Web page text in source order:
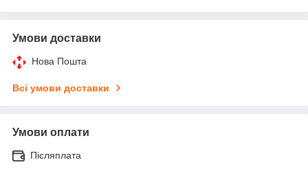
Умови доставки
Нова Пошта
Всі умови доставки
Умови оплати
Післяплата